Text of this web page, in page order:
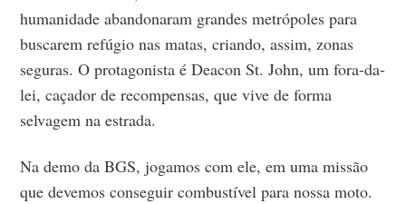
humanidade abandonaram grandes metrópoles para
buscarem refúgio nas matas, criando, assim, zonas
seguras. O protagonista é Deacon St. John, um fora-da-
lei, caçador de recompensas, que vive de forma
selvagem na estrada.
Na demo da BGS, jogamos com ele, em uma missão
que devemos conseguir combustível para nossa moto.